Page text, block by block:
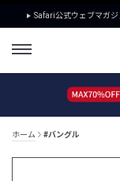
Safari公式ウェブマガジ
ホーム #バングル